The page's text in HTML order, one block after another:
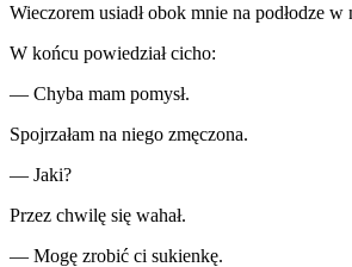
Wieczorem usiadł obok mnie na podłodze
W końcu powiedział cicho:
— Chyba mam pomysł.
Spojrzałam na niego zmęczona.
— Jaki?
Przez chwilę się wahał.
— Mogę zrobić ci sukienkę.